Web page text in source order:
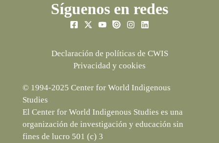
Síguenos en redes
Declaración de políticas de CWIS
Privacidad y cookies
© 1994-2025 Center for World Indigenous
Studies
El Center for World Indigenous Studies es una
organización de investigación y educación sin
fines de lucro 501 (c) 3